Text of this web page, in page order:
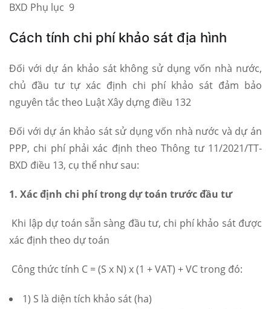
BXD Phụ lục 9
Cách tính chi phí khảo sát địa hình
Đối với dự án khảo sát không sử dụng vốn nhà nước,
chủ đầu tư tự xác định chi phí khảo sát đảm bảo
nguyên tắc theo Luật Xây dựng điều 132
Đối với dự án khảo sát sử dụng vốn nhà nước và dự án
PPP, chi phí phải xác định theo Thông tư 11/2021/TT-
BXD điều 13, cụ thể như sau:
1. Xác định chi phí trong dự toán trước đầu tư
Khi lập dự toán sẵn sàng đầu tư, chi phí khảo sát được
xác định theo dự toán
Công thức tính C = (S x N) x (1 + VAT) + VC trong đó:
1) S là diện tích khảo sát (ha)